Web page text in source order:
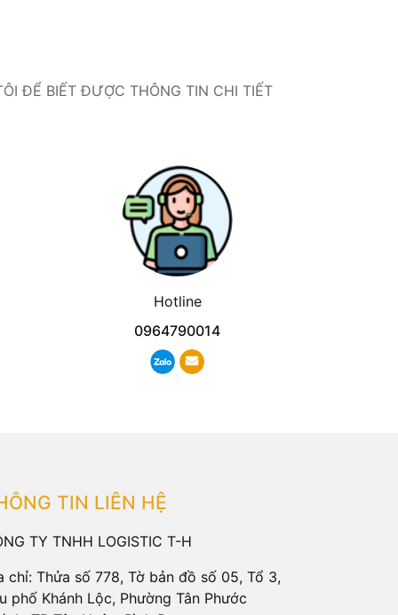
ĐỂ BIẾT ĐƯỢC THÔNG TIN CHI TIẾT
Hotline
0964790014
TIN LIÊN HỆ
TY TNHH LOGISTIC T-H
chỉ: Thửa số 778, Tờ bản đồ số 05, Tổ 3,
phố Khánh Lộc, Phường Tân Phước